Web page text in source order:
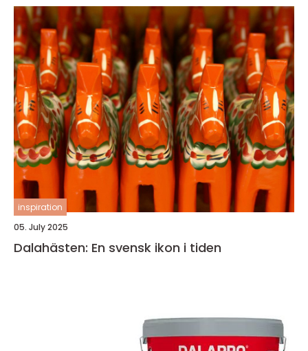
inspiration
05. July 2025
Dalahästen: En svensk ikon i tiden